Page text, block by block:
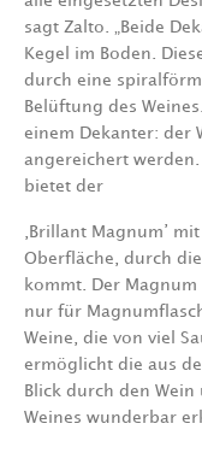
sagt Zalto. „Beide
Kegel im Boden.
durch eine
Belüftung des
einem Dekanter: der
angereichert
bietet der
‚Brillant Magnum’ mit
Oberfläche, durch
kommt. Der
nur für
Weine, die von viel
ermöglicht die aus
Blick durch den Wein
Weines wunderbar